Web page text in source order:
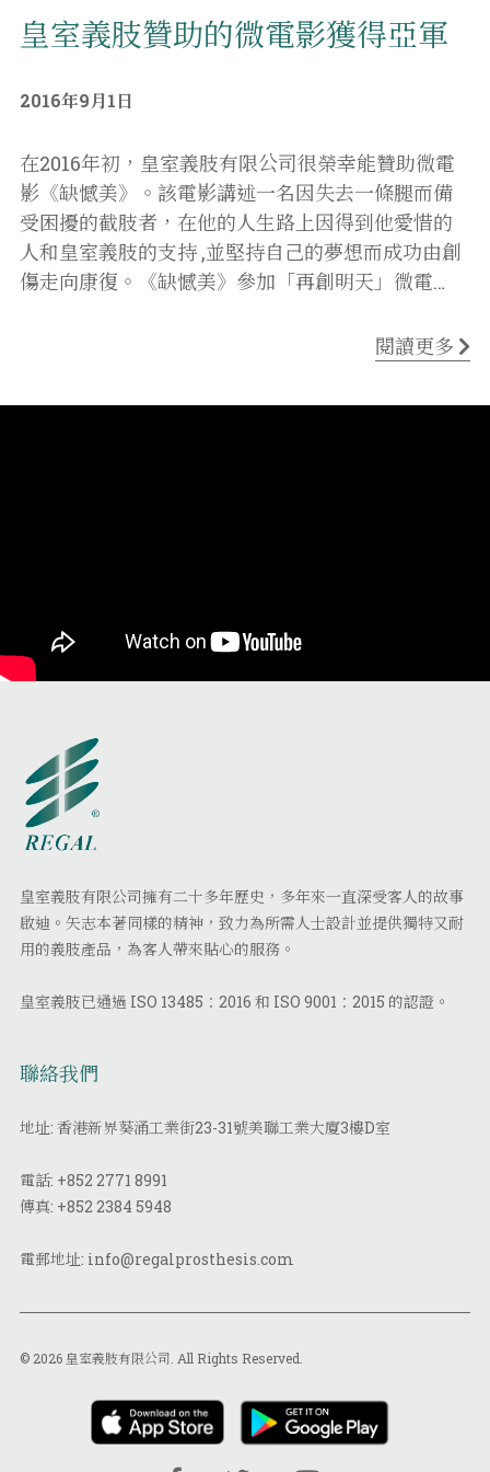
皇室義肢贊助的微電影獲得亞軍
2016年9月1日
在2016年初，皇室義肢有限公司很榮幸能贊助微電
影《缺憾美》。該電影講述一名因失去一條腿而備
受困擾的截肢者，在他的人生路上因得到他愛惜的
人和皇室義肢的支持 ,並堅持自己的夢想而成功由創
傷走向康復。《缺憾美》參加「再創明天」微電…
閱讀更多
皇室義肢有限公司擁有二十多年歷史，多年來一直深受客人的故事
啟迪。矢志本著同樣的精神，致力為所需人士設計並提供獨特又耐
用的義肢產品，為客人帶來貼心的服務。
皇室義肢已通過 ISO 13485：2016 和 ISO 9001：2015 的認證。
聯絡我們
地址: 香港新界葵涌工業街23-31號美聯工業大廈3樓D室
電話: +852 2771 8991
傳真: +852 2384 5948
電郵地址: info@regalprosthesis.com
© 2026 皇室義肢有限公司. All Rights Reserved.